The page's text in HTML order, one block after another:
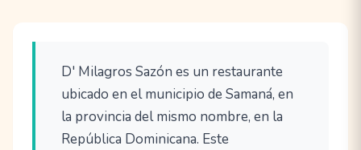
D' Milagros Sazón es un restaurante
ubicado en el municipio de Samaná, en
la provincia del mismo nombre, en la
República Dominicana. Este